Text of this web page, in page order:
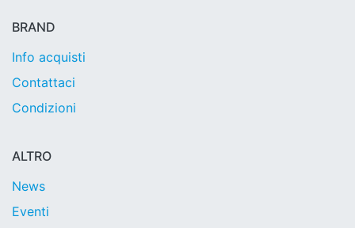
BRAND
Info acquisti
Contattaci
Condizioni
ALTRO
News
Eventi